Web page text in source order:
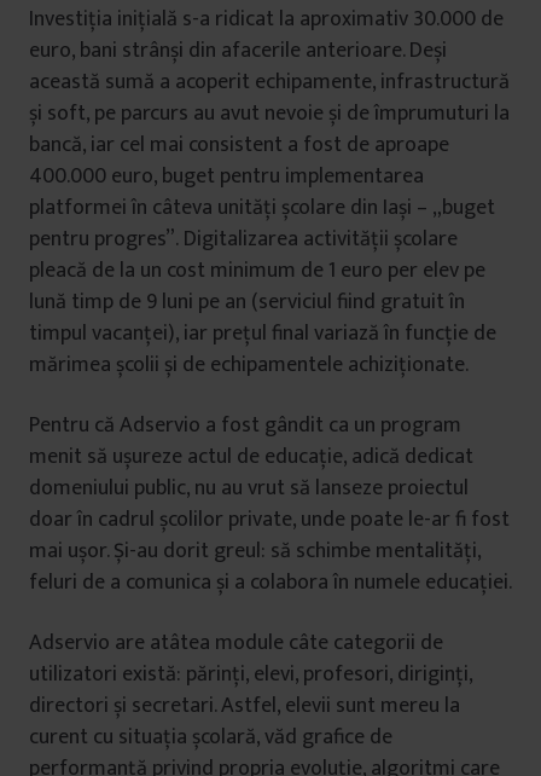
Investiţia iniţială s-a ridicat la aproximativ 30.000 de
euro, bani strânși din afacerile anterioare. Deși
această sumă a acoperit echipamente, infrastructură
și soft, pe parcurs au avut nevoie și de împrumuturi la
bancă, iar cel mai consistent a fost de aproape
400.000 euro, buget pentru implementarea
platformei în câteva unități școlare din Iași – „buget
pentru progres”. Digitalizarea activității școlare
pleacă de la un cost minimum de 1 euro per elev pe
lună timp de 9 luni pe an (serviciul fiind gratuit în
timpul vacanței), iar prețul final variază în funcție de
mărimea școlii și de echipamentele achiziționate.
Pentru că Adservio a fost gândit ca un program
menit să ușureze actul de educație, adică dedicat
domeniului public, nu au vrut să lanseze proiectul
doar în cadrul școlilor private, unde poate le-ar fi fost
mai ușor. Și-au dorit greul: să schimbe mentalități,
feluri de a comunica și a colabora în numele educației.
Adservio are atâtea module câte categorii de
utilizatori există: părinți, elevi, profesori, diriginți,
directori și secretari. Astfel, elevii sunt mereu la
curent cu situația școlară, văd grafice de